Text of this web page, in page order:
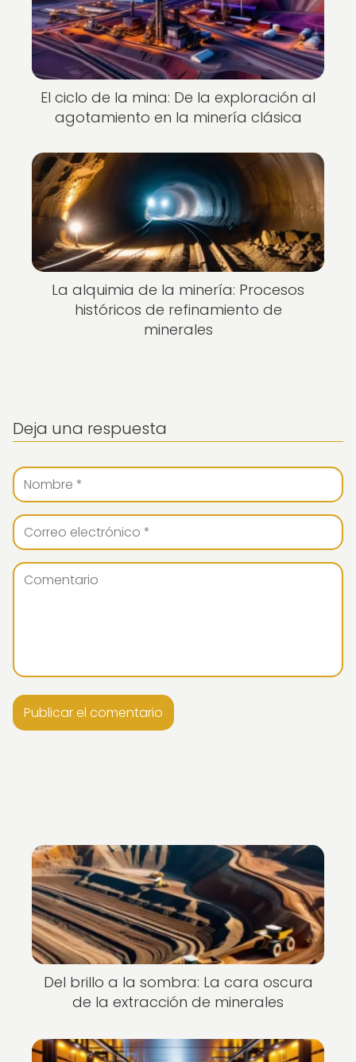
El ciclo de la mina: De la exploración al
agotamiento en la minería clásica
La alquimia de la minería: Procesos
históricos de refinamiento de
minerales
Deja una respuesta
Del brillo a la sombra: La cara oscura
de la extracción de minerales